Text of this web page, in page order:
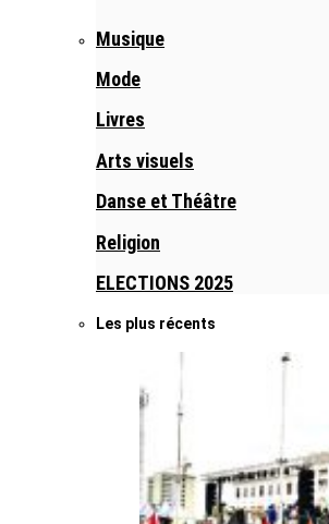
Musique
Mode
Livres
Arts visuels
Danse et Théâtre
Religion
ELECTIONS 2025
Les plus récents